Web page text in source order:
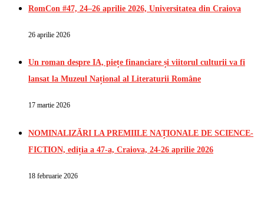
RomCon #47, 24–26 aprilie 2026, Universitatea din Craiova
26 aprilie 2026
Un roman despre IA, piețe financiare și viitorul culturii va fi
lansat la Muzeul Național al Literaturii Române
17 martie 2026
NOMINALIZĂRI LA PREMIILE NAȚIONALE DE SCIENCE-
FICTION, ediția a 47-a, Craiova, 24-26 aprilie 2026
18 februarie 2026